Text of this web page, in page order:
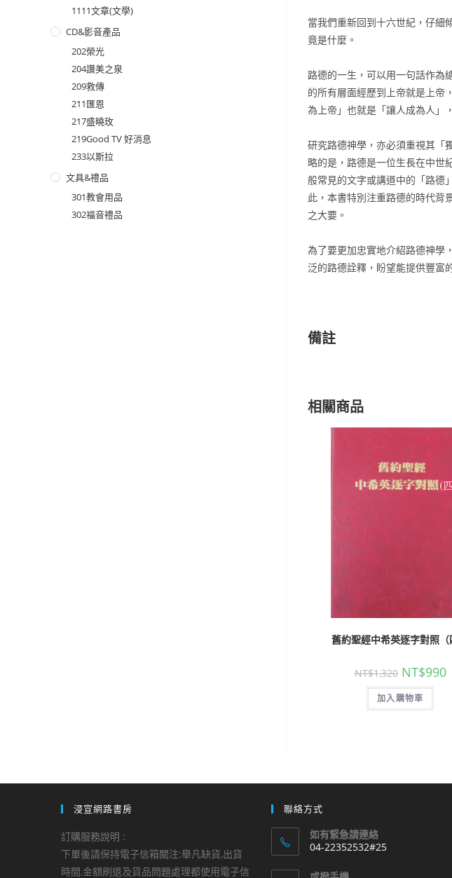
當我們重新回到十六世紀，仔細
竟是什麼。
路德的一生，可以用一句話作為
的所有層面經歷到上帝就是上帝
為上帝」也就是「讓人成為人」
研究路德神學，亦必須重視其「
略的是，路德是一位生長在中世
般常見的文字或講道中的「路德
此，本書特別注重路德的時代背
之大要。
為了要更加忠實地介紹路德神學
泛的路德詮釋，盼望能提供豐富
備註
相關商品
舊約聖經中希英逐字對照（
NT$1,320 NT$990
加入購物車
1111文章(文學)
CD&影音產品
202榮光
204讚美之泉
209救傳
211匯恩
217盛曉玫
219Good TV 好消息
233以斯拉
文具&禮品
301教會用品
302福音禮品
浸宣網路書房
訂購服務說明 :
下單後請保持電子信箱關注:舉凡缺貨,出貨
時間,金額刷退及貨品問題處理都使用電子信
聯絡方式
如有緊急請連絡
04-22352532#25